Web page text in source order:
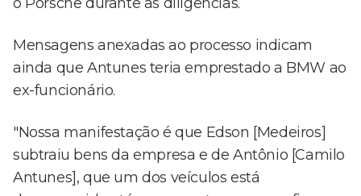
o Porsche durante as diligências.
Mensagens anexadas ao processo indicam
ainda que Antunes teria emprestado a BMW ao
ex-funcionário.
"Nossa manifestação é que Edson [Medeiros]
subtraiu bens da empresa e de Antônio [Camilo
Antunes], que um dos veículos está